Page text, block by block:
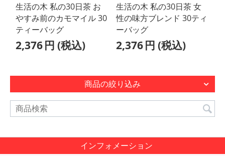
生活の木 私の30日茶 お
やすみ前のカモマイル 30
ティーバッグ
2,376円 (税込)
生活の木 私の30日茶 女
性の味方ブレンド 30ティ
ーバッグ
2,376円 (税込)
商品の絞り込み
インフォメーション